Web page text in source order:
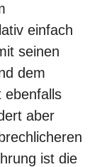
einfach
seinen
dem
ebenfalls
aber
ist die